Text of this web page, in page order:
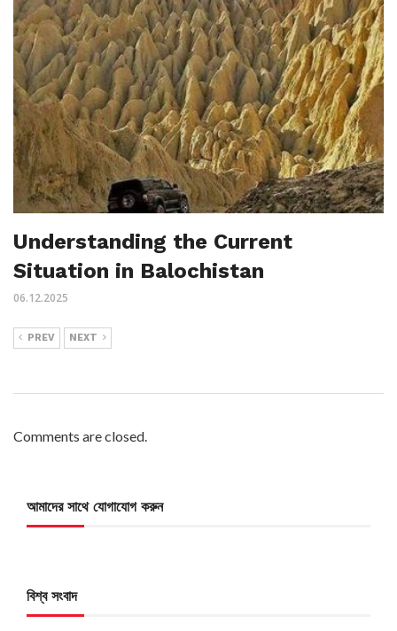
Understanding the Current
Situation in Balochistan
06.12.2025
PREV NEXT
Comments are closed.
আমাদের সাথে যোগাযোগ করুন
বিশ্ব সংবাদ